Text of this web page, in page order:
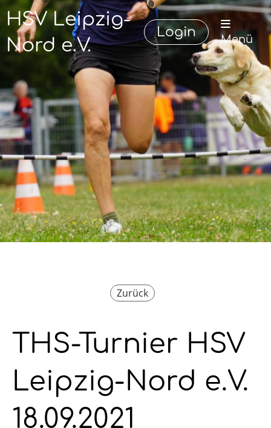
HSV Leipzig-
Nord e.V.
Login Menü
Zurück
THS-Turnier HSV
Leipzig-Nord e.V.
18.09.2021